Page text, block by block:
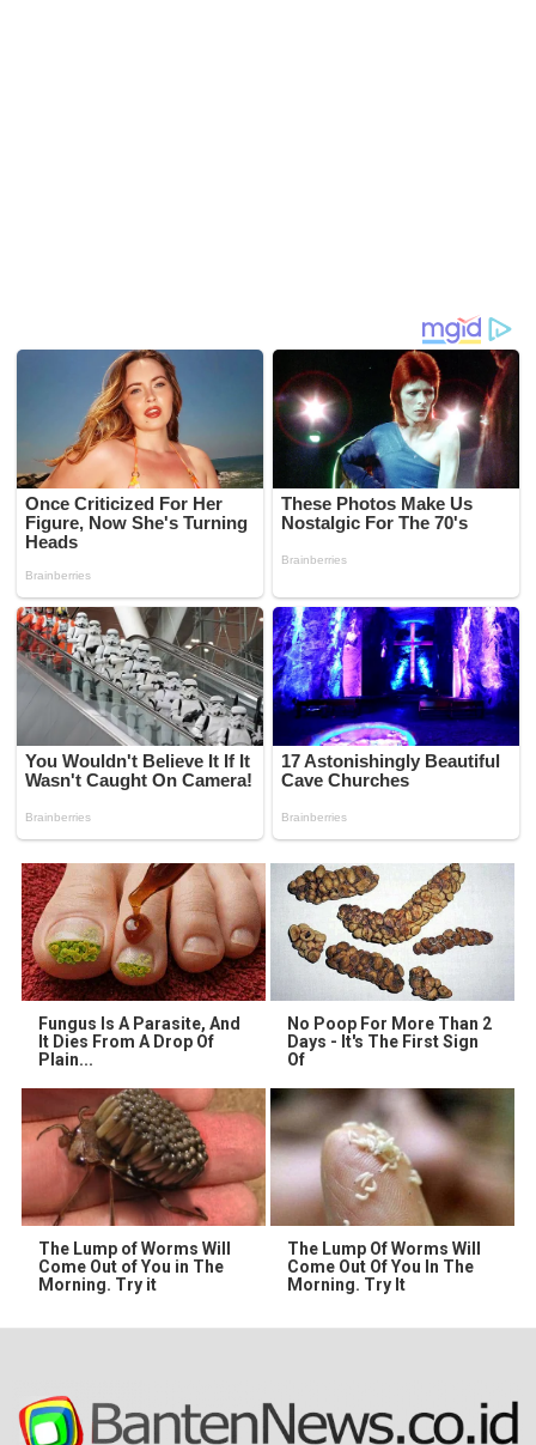
Fungus Is A Parasite, And
It Dies From A Drop Of
Plain...
No Poop For More Than 2
Days - It's The First Sign
Of
The Lump of Worms Will
Come Out of You in The
Morning. Try it
The Lump Of Worms Will
Come Out Of You In The
Morning. Try It